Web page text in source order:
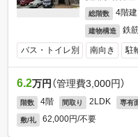
総階数 4階建
建物構造 鉄
バス・トイレ別 南向き 駐
6.2万円 （管理費3,000円）
階数 4階 間取り 2LDK 専有
敷/礼 62,000円/不要